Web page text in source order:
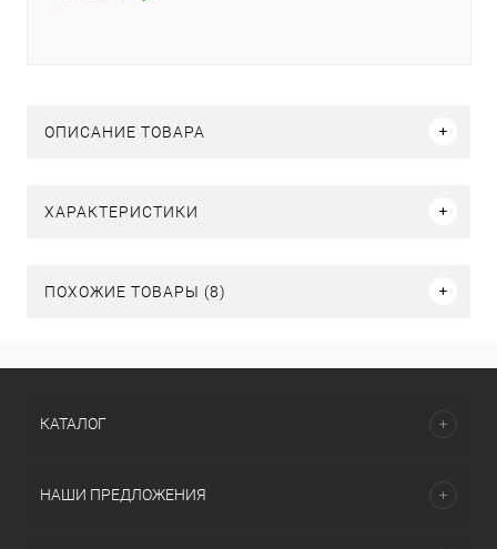
ОПИСАНИЕ ТОВАРА
ХАРАКТЕРИСТИКИ
ПОХОЖИЕ ТОВАРЫ (8)
КАТАЛОГ
НАШИ ПРЕДЛОЖЕНИЯ